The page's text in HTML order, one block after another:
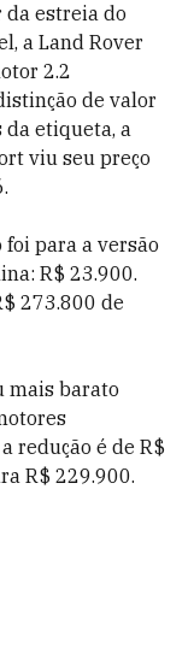
da estreia do
a Land Rover
2.2
de valor
da etiqueta, a
viu seu preço
foi para a versão
R$ 23.900.
273.800 de
mais barato
redução é de R$
R$ 229.900.